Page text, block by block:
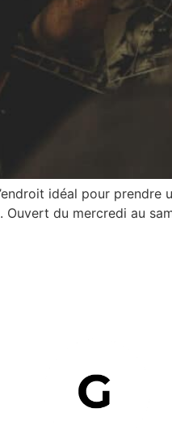
idéal pour
Ouvert du mercredi au